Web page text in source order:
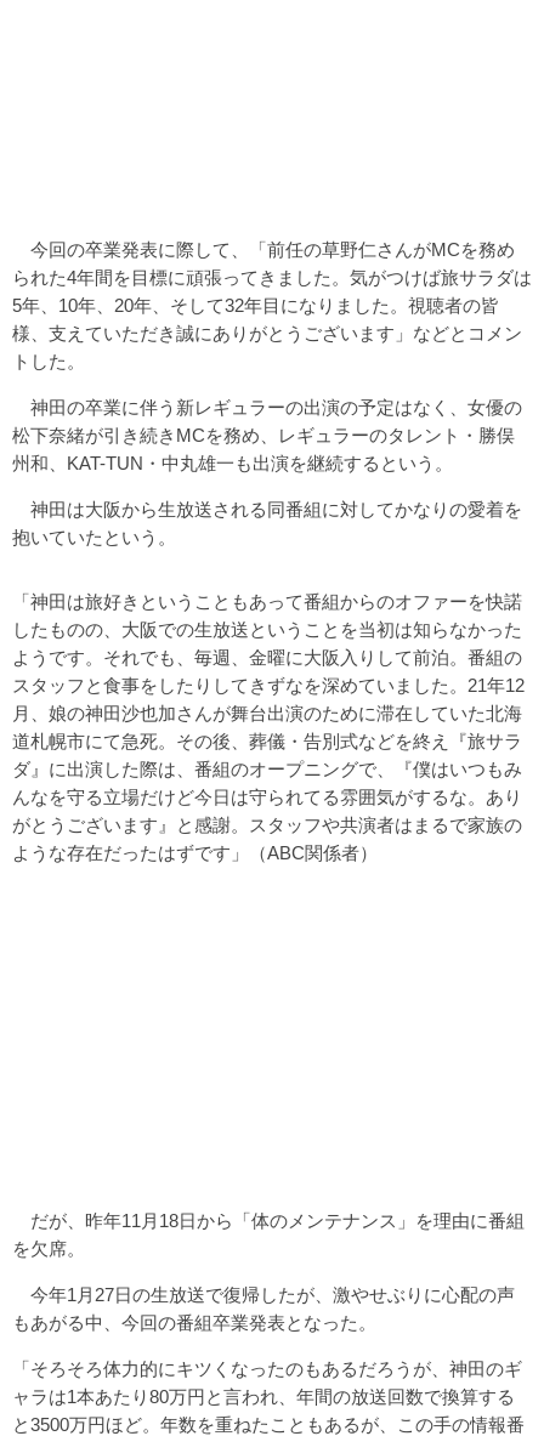
今回の卒業発表に際して、「前任の草野仁さんがMCを務め
られた4年間を目標に頑張ってきました。気がつけば旅サラダは
5年、10年、20年、そして32年目になりました。視聴者の皆
様、支えていただき誠にありがとうございます」などとコメン
トした。
神田の卒業に伴う新レギュラーの出演の予定はなく、女優の
松下奈緒が引き続きMCを務め、レギュラーのタレント・勝俣
州和、KAT-TUN・中丸雄一も出演を継続するという。
神田は大阪から生放送される同番組に対してかなりの愛着を
抱いていたという。
「神田は旅好きということもあって番組からのオファーを快諾
したものの、大阪での生放送ということを当初は知らなかった
ようです。それでも、毎週、金曜に大阪入りして前泊。番組の
スタッフと食事をしたりしてきずなを深めていました。21年12
月、娘の神田沙也加さんが舞台出演のために滞在していた北海
道札幌市にて急死。その後、葬儀・告別式などを終え『旅サラ
ダ』に出演した際は、番組のオープニングで、『僕はいつもみ
んなを守る立場だけど今日は守られてる雰囲気がするな。あり
がとうございます』と感謝。スタッフや共演者はまるで家族の
ような存在だったはずです」（ABC関係者）
だが、昨年11月18日から「体のメンテナンス」を理由に番組
を欠席。
今年1月27日の生放送で復帰したが、激やせぶりに心配の声
もあがる中、今回の番組卒業発表となった。
「そろそろ体力的にキツくなったのもあるだろうが、神田のギ
ャラは1本あたり80万円と言われ、年間の放送回数で換算する
と3500万円ほど。年数を重ねたこともあるが、この手の情報番